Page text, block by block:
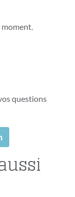
moment.
questions